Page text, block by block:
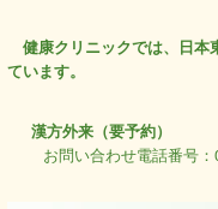
健康クリニックでは、日
ています。
漢方外来（要予約）
お問い合わせ電話番号：